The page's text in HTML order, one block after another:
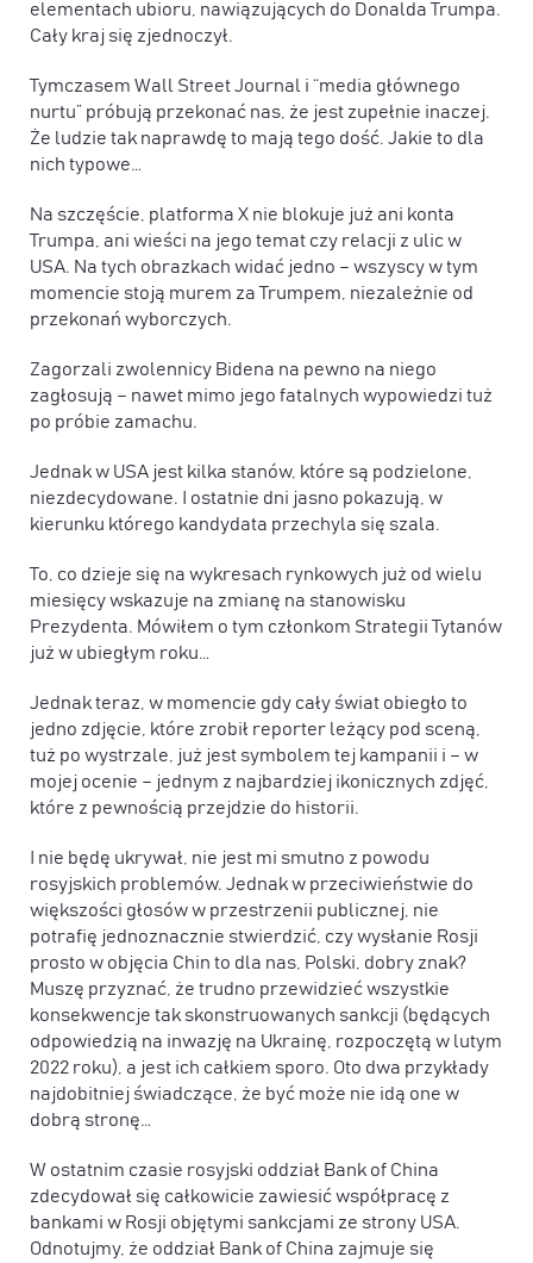
elementach ubioru, nawiązujących do Donalda Trumpa.
Cały kraj się zjednoczył.
Tymczasem Wall Street Journal i “media głównego
nurtu” próbują przekonać nas, że jest zupełnie inaczej.
Że ludzie tak naprawdę to mają tego dość. Jakie to dla
nich typowe…
Na szczęście, platforma X nie blokuje już ani konta
Trumpa, ani wieści na jego temat czy relacji z ulic w
USA. Na tych obrazkach widać jedno – wszyscy w tym
momencie stoją murem za Trumpem, niezależnie od
przekonań wyborczych.
Zagorzali zwolennicy Bidena na pewno na niego
zagłosują – nawet mimo jego fatalnych wypowiedzi tuż
po próbie zamachu.
Jednak w USA jest kilka stanów, które są podzielone,
niezdecydowane. I ostatnie dni jasno pokazują, w
kierunku którego kandydata przechyla się szala.
To, co dzieje się na wykresach rynkowych już od wielu
miesięcy wskazuje na zmianę na stanowisku
Prezydenta. Mówiłem o tym członkom Strategii Tytanów
już w ubiegłym roku…
Jednak teraz, w momencie gdy cały świat obiegło to
jedno zdjęcie, które zrobił reporter leżący pod sceną,
tuż po wystrzale, już jest symbolem tej kampanii i – w
mojej ocenie – jednym z najbardziej ikonicznych zdjęć,
które z pewnością przejdzie do historii.
I nie będę ukrywał, nie jest mi smutno z powodu
rosyjskich problemów. Jednak w przeciwieństwie do
większości głosów w przestrzenii publicznej, nie
potrafię jednoznacznie stwierdzić, czy wysłanie Rosji
prosto w objęcia Chin to dla nas, Polski, dobry znak?
Muszę przyznać, że trudno przewidzieć wszystkie
konsekwencje tak skonstruowanych sankcji (będących
odpowiedzią na inwazję na Ukrainę, rozpoczętą w lutym
2022 roku), a jest ich całkiem sporo. Oto dwa przykłady
najdobitniej świadczące, że być może nie idą one w
dobrą stronę…
W ostatnim czasie rosyjski oddział Bank of China
zdecydował się całkowicie zawiesić współpracę z
bankami w Rosji objętymi sankcjami ze strony USA.
Odnotujmy, że oddział Bank of China zajmuje się